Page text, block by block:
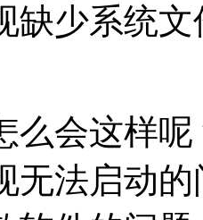
缺少系统
么会这样
无法启动